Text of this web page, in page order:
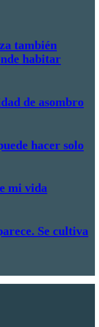
también
habitar
de asombro
hacer solo
mi vida
Se cultiva